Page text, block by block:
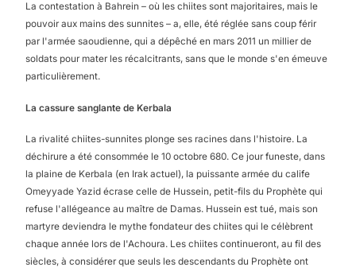
La contestation à Bahrein – où les chiites sont majoritaires, mais le
pouvoir aux mains des sunnites – a, elle, été réglée sans coup férir
par l'armée saoudienne, qui a dépêché en mars 2011 un millier de
soldats pour mater les récalcitrants, sans que le monde s'en émeuve
particulièrement.
La cassure sanglante de Kerbala
La rivalité chiites-sunnites plonge ses racines dans l'histoire. La
déchirure a été consommée le 10 octobre 680. Ce jour funeste, dans
la plaine de Kerbala (en Irak actuel), la puissante armée du calife
Omeyyade Yazid écrase celle de Hussein, petit-fils du Prophète qui
refuse l'allégeance au maître de Damas. Hussein est tué, mais son
martyre deviendra le mythe fondateur des chiites qui le célèbrent
chaque année lors de l'Achoura. Les chiites continueront, au fil des
siècles, à considérer que seuls les descendants du Prophète ont